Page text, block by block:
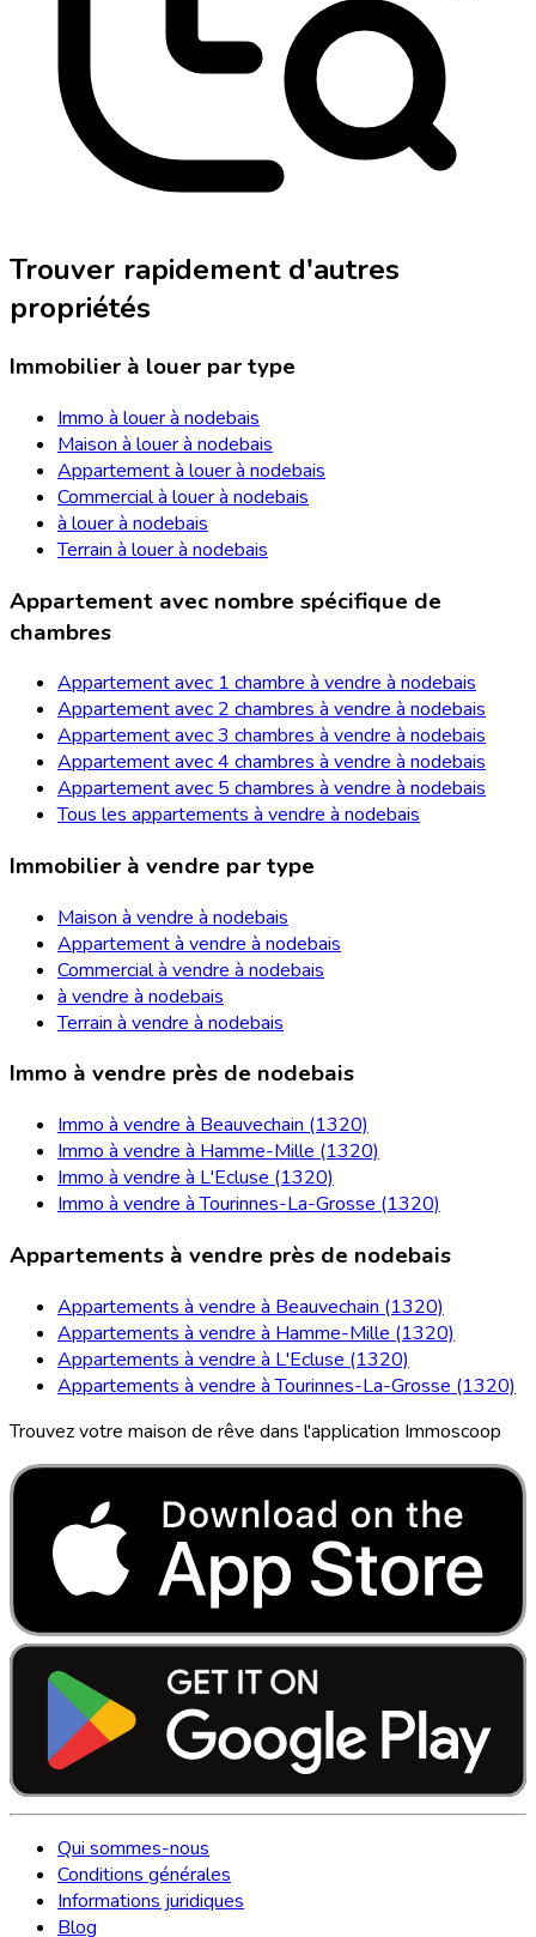
Trouver rapidement d'autres
propriétés
Immobilier à louer par type
Immo à louer à nodebais
Maison à louer à nodebais
Appartement à louer à nodebais
Commercial à louer à nodebais
à louer à nodebais
Terrain à louer à nodebais
Appartement avec nombre spécifique de
chambres
Appartement avec 1 chambre à vendre à nodebais
Appartement avec 2 chambres à vendre à nodebais
Appartement avec 3 chambres à vendre à nodebais
Appartement avec 4 chambres à vendre à nodebais
Appartement avec 5 chambres à vendre à nodebais
Tous les appartements à vendre à nodebais
Immobilier à vendre par type
Maison à vendre à nodebais
Appartement à vendre à nodebais
Commercial à vendre à nodebais
à vendre à nodebais
Terrain à vendre à nodebais
Immo à vendre près de nodebais
Immo à vendre à Beauvechain (1320)
Immo à vendre à Hamme-Mille (1320)
Immo à vendre à L'Ecluse (1320)
Immo à vendre à Tourinnes-La-Grosse (1320)
Appartements à vendre près de nodebais
Appartements à vendre à Beauvechain (1320)
Appartements à vendre à Hamme-Mille (1320)
Appartements à vendre à L'Ecluse (1320)
Appartements à vendre à Tourinnes-La-Grosse (1320)
Trouvez votre maison de rêve dans l'application Immoscoop
Qui sommes-nous
Conditions générales
Informations juridiques
Blog